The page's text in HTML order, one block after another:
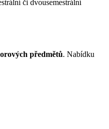
či dvousemestrální
předmětů. Nabídku